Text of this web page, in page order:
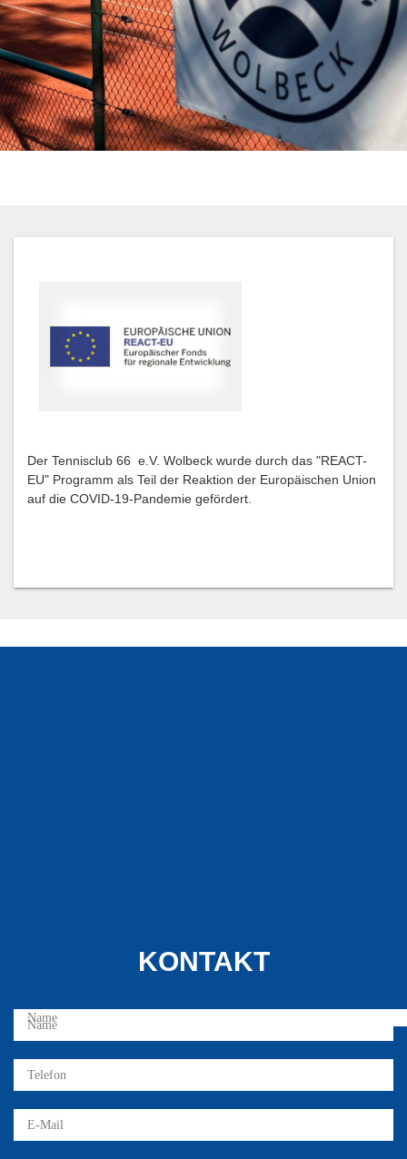
Der Tennisclub 66 e.V. Wolbeck wurde durch das "REACT-
EU" Programm als Teil der Reaktion der Europäischen Union
auf die COVID-19-Pandemie gefördert.
KONTAKT